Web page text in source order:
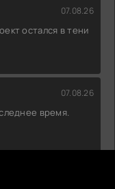
07.08.26
остался в тени
07.08.26
время.